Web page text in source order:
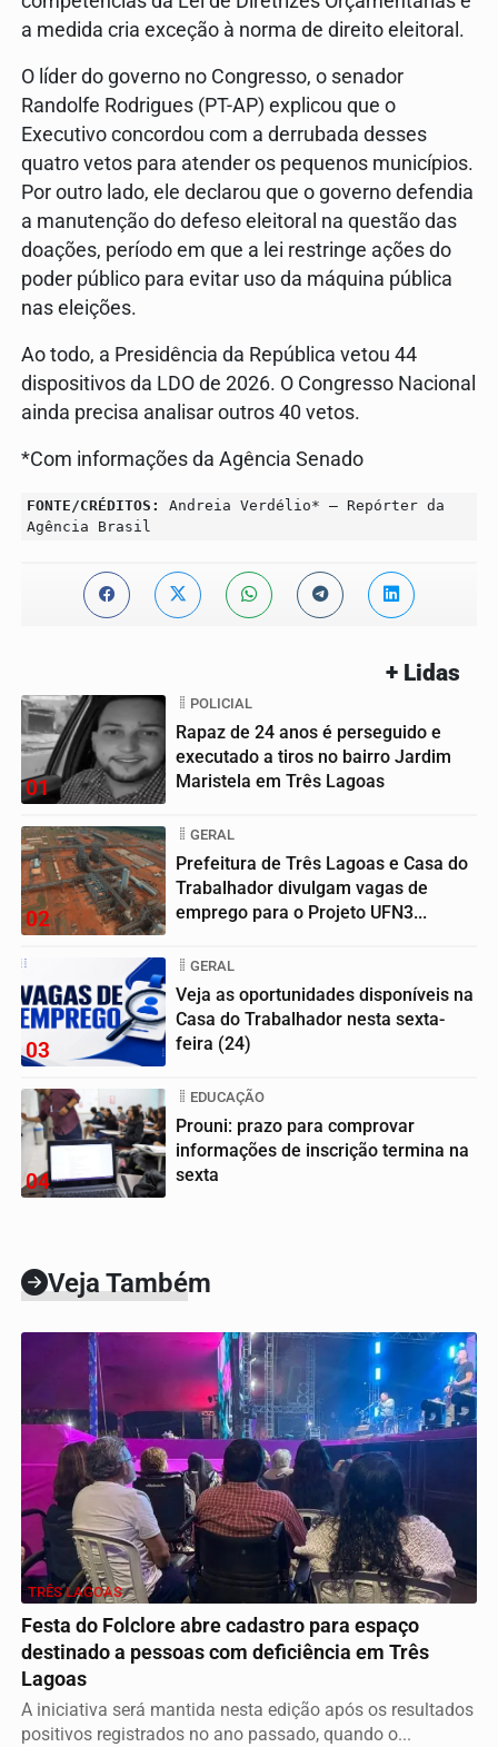
a medida cria exceção à norma de direito eleitoral.
O líder do governo no Congresso, o senador
Randolfe Rodrigues (PT-AP) explicou que o
Executivo concordou com a derrubada desses
quatro vetos para atender os pequenos municípios.
Por outro lado, ele declarou que o governo defendia
a manutenção do defeso eleitoral na questão das
doações, período em que a lei restringe ações do
poder público para evitar uso da máquina pública
nas eleições.
Ao todo, a Presidência da República vetou 44
dispositivos da LDO de 2026. O Congresso Nacional
ainda precisa analisar outros 40 vetos.
*Com informações da Agência Senado
FONTE/CRÉDITOS:
Andreia Verdélio* – Repórter da
Agência Brasil
+ Lidas
01
POLICIAL
Rapaz de 24 anos é perseguido e
executado a tiros no bairro Jardim
Maristela em Três Lagoas
02
GERAL
Prefeitura de Três Lagoas e Casa do
Trabalhador divulgam vagas de
emprego para o Projeto UFN3...
03
GERAL
Veja as oportunidades disponíveis na
Casa do Trabalhador nesta sexta-
feira (24)
04
EDUCAÇÃO
Prouni: prazo para comprovar
informações de inscrição termina na
sexta
Veja Também
TRÊS LAGOAS
Festa do Folclore abre cadastro para espaço
destinado a pessoas com deficiência em Três
Lagoas
A iniciativa será mantida nesta edição após os resultados
positivos registrados no ano passado, quando o...